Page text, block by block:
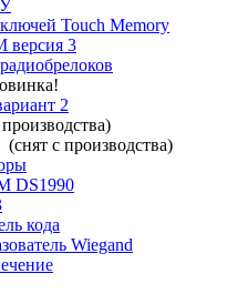
Touch Memory
версия 3
2
(снят с производства)
DS1990
кода
Wiegand